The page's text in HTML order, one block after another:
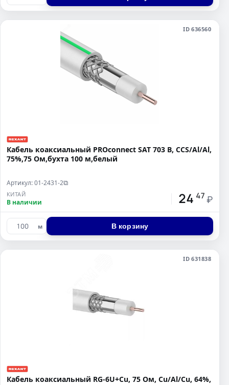
ID 636560
Кабель коаксиальный PROconnect SAT 703 B, CCS/Al/Al,
75%,75 Ом,бухта 100 м,белый
Артикул: 01-2431-2⧉
КИТАЙ
В наличии 24 47 ₽
м В корзину
ID 631838
Кабель коаксиальный RG-6U+Cu, 75 Ом, Cu/Al/Cu, 64%,